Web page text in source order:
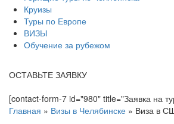
Круизы
Туры по Европе
ВИЗЫ
Обучение за рубежом
ОСТАВЬТЕ ЗАЯВКУ
[contact-form-7 id="980" title="Заявка на
Главная » Визы в Челябинске » Виза в